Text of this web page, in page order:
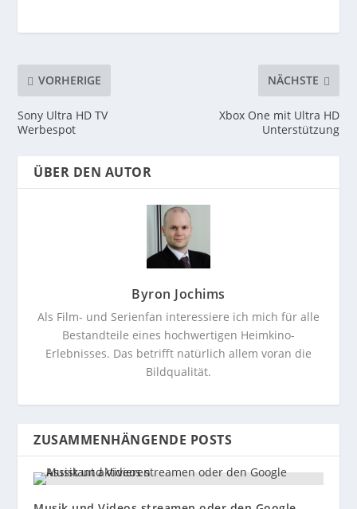
VORHERIGE
Sony Ultra HD TV
Werbespot
NÄCHSTE
Xbox One mit Ultra HD
Unterstützung
ÜBER DEN AUTOR
Byron Jochims
Als Film- und Serienfan interessiere ich mich für alle
Bestandteile eines hochwertigen Heimkino-
Erlebnisses. Das betrifft natürlich allem voran die
Bildqualität.
ZUSAMMENHÄNGENDE POSTS